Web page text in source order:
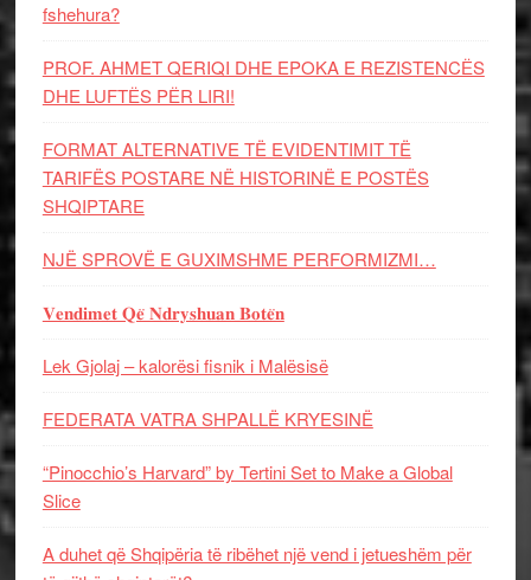
fshehura?
PROF. AHMET QERIQI DHE EPOKA E REZISTENCЁS
DHE LUFTЁS PЁR LIRI!
FORMAT ALTERNATIVE TË EVIDENTIMIT TË
TARIFËS POSTARE NË HISTORINË E POSTËS
SHQIPTARE
NJË SPROVË E GUXIMSHME PERFORMIZMI…
𝐕𝐞𝐧𝐝𝐢𝐦𝐞𝐭 𝐐𝐞̈ 𝐍𝐝𝐫𝐲𝐬𝐡𝐮𝐚𝐧 𝐁𝐨𝐭𝐞̈𝐧
Lek Gjolaj – kalorësi fisnik i Malësisë
FEDERATA VATRA SHPALLË KRYESINË
“Pinocchio’s Harvard” by Tertini Set to Make a Global
Slice
A duhet që Shqipëria të ribëhet një vend i jetueshëm për